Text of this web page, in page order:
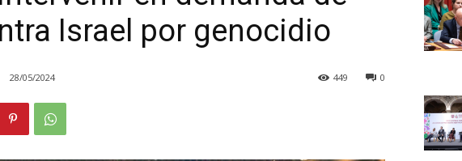
Israel por genocidio
28/05/2024 0
449